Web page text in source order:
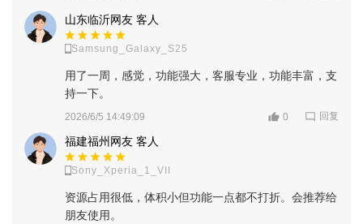
山东临沂网友 客人
Samsung_Galaxy_S25
用了一周，感觉，功能强大，客服专业，功能丰富，支
持一下。
2026/6/5 14:49:09 0 回复
福建福州网友 客人
Sony_Xperia_1_VII
资源占用很低，体积小但功能一点都不打折。会推荐给
朋友使用。